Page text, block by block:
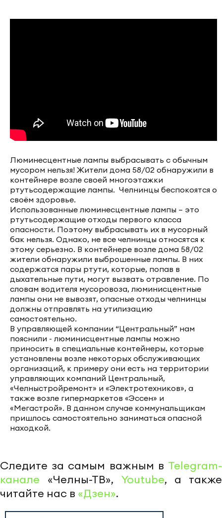
Люминесцентные лампы выбрасывать с обычным
мусором нельзя! Жители дома 58/02 обнаружили в
контейнере возле своей многоэтажки
ртутьсодержащие лампы. Челнинцы беспокоятся о
своём здоровье.
Использованные люминесцентные лампы – это
ртутьсодержащие отходы первого класса
опасности. Поэтому выбрасывать их в мусорный
бак нельзя. Однако, не все челнинцы относятся к
этому серьезно. В контейнере возле дома 58/02
жители обнаружили выброшенные лампы. В них
содержатся пары ртути, которые, попав в
дыхательные пути, могут вызвать отравление. По
словам водителя мусоровоза, люминисцентные
лампы они не вывозят, опасные отходы челнинцы
должны отправлять на утилизацию
самостоятельно.
В управляющей компании “Центральный” нам
пояснили - люминисцентные лампы можно
приносить в специальные контейнеры, которые
установлены возле некоторых обслуживающих
организаций, к примеру они есть на территории
управляющих компаний Центральный,
«Челныстройремонт» и «Электротехников», а
также возле гипермаркетов «Эссен» и
«Мегастрой». В данном случае коммунальщикам
пришлось самостоятельно заниматься опасной
находкой.
Следите за самым важным в Telegram-
канале «Челны-ТВ», Youtube, а также
читайте нас в «Дзен».